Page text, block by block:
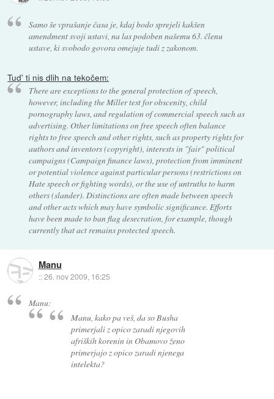
Samo še vprašanje časa je, kdaj bodo sprejeli kakšen
amendment svoji ustavi, na las podoben našemu 63. členu
ustave, ki svobodo govora omejuje tudi z zakonom.
Tud' ti nis dlih na tekočem:
There are exceptions to the general protection of speech,
however, including the Miller test for obscenity, child
pornography laws, and regulation of commercial speech such as
advertising. Other limitations on free speech often balance
rights to free speech and other rights, such as property rights for
authors and inventors (copyright), interests in "fair" political
campaigns (Campaign finance laws), protection from imminent
or potential violence against particular persons (restrictions on
Hate speech or fighting words), or the use of untruths to harm
others (slander). Distinctions are often made between speech
and other acts which may have symbolic significance. Efforts
have been made to ban flag desecration, for example, though
currently that act remains protected speech.
Manu
::26. nov 2009, 16:25
Manu:
Manu, kako pa veš, da so Busha
primerjali z opico zaradi njegovih
afriških korenin in Obamovo ženo
primerjajo z opico zaradi njenega
intelekta?